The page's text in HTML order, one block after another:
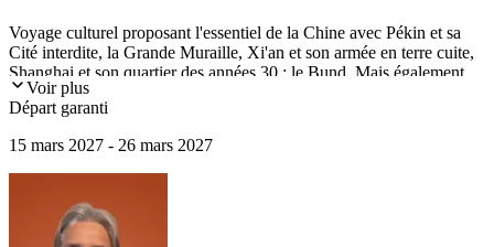
Voyage culturel proposant l'essentiel de la Chine avec Pékin et sa
Cité interdite, la Grande Muraille, Xi'an et son armée en terre cuite,
Shanghai et son quartier des années 30 : le Bund. Mais également
des visites plus confidentielles comme les cités lacustres de Gubei et
de Zhujiajiao.
Voir plus
Départ garanti
15 mars 2027 - 26 mars 2027